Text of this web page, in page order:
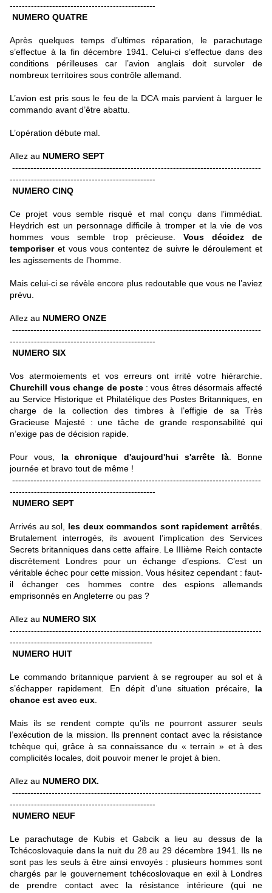
------------------------------------------------
NUMERO QUATRE
Après quelques temps d’ultimes réparation, le parachutage
s’effectue à la fin décembre 1941. Celui-ci s’effectue dans des
conditions périlleuses car l’avion anglais doit survoler de
nombreux territoires sous contrôle allemand.
L’avion est pris sous le feu de la DCA mais parvient à larguer le
commando avant d’être abattu.
L’opération débute mal.
Allez au NUMERO SEPT
----------------------------------------------------------------------------------
------------------------------------------------
NUMERO CINQ
Ce projet vous semble risqué et mal conçu dans l’immédiat.
Heydrich est un personnage difficile à tromper et la vie de vos
hommes vous semble trop précieuse.Vous décidez de
temporiseret vous vous contentez de suivre le déroulement et
les agissements de l’homme.
Mais celui-ci se révèle encore plus redoutable que vous ne l’aviez
prévu.
Allez au NUMERO ONZE
----------------------------------------------------------------------------------
------------------------------------------------
NUMERO SIX
Vos atermoiements et vos erreurs ont irrité votre hiérarchie.
Churchill vous change de poste: vous êtres désormais affecté
au Service Historique et Philatélique des Postes Britanniques, en
charge de la collection des timbres à l’effigie de sa Très
Gracieuse Majesté : une tâche de grande responsabilité qui
n’exige pas de décision rapide.
Pour vous, la chronique d'aujourd'hui s'arrête là. Bonne
journée et bravo tout de même !
----------------------------------------------------------------------------------
------------------------------------------------
NUMERO SEPT
Arrivés au sol, les deux commandos sont rapidement arrêtés
Brutalement interrogés, ils avouent l’implication des Services
Secrets britanniques dans cette affaire. Le IIIième Reich contacte
discrètement Londres pour un échange d’espions. C’est un
véritable échec pour cette mission. Vous hésitez cependant : faut-
il échanger ces hommes contre des espions allemands
emprisonnés en Angleterre ou pas ?
Allez au NUMERO SIX
-----------------------------------------------------------------------------------
-----------------------------------------------
NUMERO HUIT
Le commando britannique parvient à se regrouper au sol et à
s’échapper rapidement. En dépit d’une situation précaire, la
chance est avec eux
Mais ils se rendent compte qu’ils ne pourront assurer seuls
l’exécution de la mission. Ils prennent contact avec la résistance
tchèque qui, grâce à sa connaissance du « terrain » et à des
complicités locales, doit pouvoir mener le projet à bien.
Allez au NUMERO DIX.
----------------------------------------------------------------------------------
------------------------------------------------
NUMERO NEUF
Le parachutage de Kubis et Gabcik a lieu au dessus de la
Tchécoslovaquie dans la nuit du 28 au 29 décembre 1941. Ils ne
sont pas les seuls à être ainsi envoyés : plusieurs hommes sont
chargés par le gouvernement tchécoslovaque en exil à Londres
de prendre contact avec la résistance intérieure (qui ne